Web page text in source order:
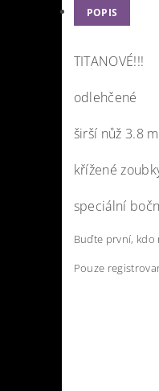
POPIS
TITANOVÉ!!!
odlehčené
širší nůž 3.8
křížené
speciální
Buďte první, kdo
Pouze